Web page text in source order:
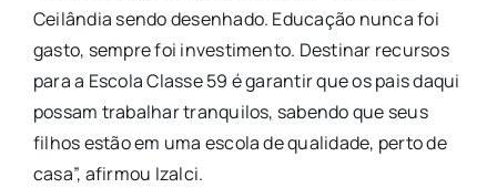
Ceilândia sendo desenhado. Educação nunca foi
gasto, sempre foi investimento. Destinar recursos
para a Escola Classe 59 é garantir que os pais daqui
possam trabalhar tranquilos, sabendo que seus
filhos estão em uma escola de qualidade, perto de
casa”, afirmou Izalci.